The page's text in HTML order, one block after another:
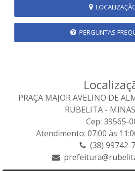
PERGUNTAS
PRAÇA MAJOR AVELINO DE
RUBELITA -
Cep: 39565-
Atendimento: 07:00 às
(38) 99742-